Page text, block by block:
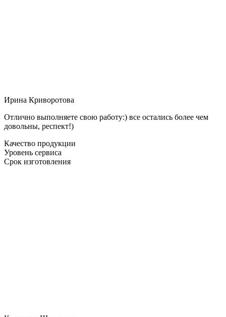
Ирина Криворотова
Отлично выполняете свою работу:) все остались более чем
довольны, респект!)
Качество продукции
Уровень сервиса
Срок изготовления